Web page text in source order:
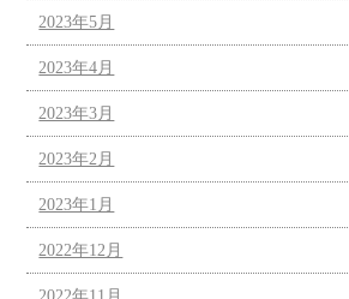
2023年5月
2023年4月
2023年3月
2023年2月
2023年1月
2022年12月